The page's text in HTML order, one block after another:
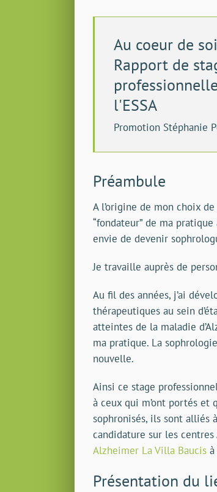
Au coeur de soi
Rapport de
l'ESSA
Promotion Stéphanie
Préambule
A l’origine de mon choix
“fondateur” de ma
envie de devenir
Je travaille auprès de
Au fil des années, j’ai
thérapeutiques au sein
atteintes de la maladie
ma pratique. La
nouvelle.
Ainsi ce stage
à ceux qui m’ont portés et
sophronisés, ils sont alliés
candidature sur les
Alzheimer La Villa Baucisà
Présentation du